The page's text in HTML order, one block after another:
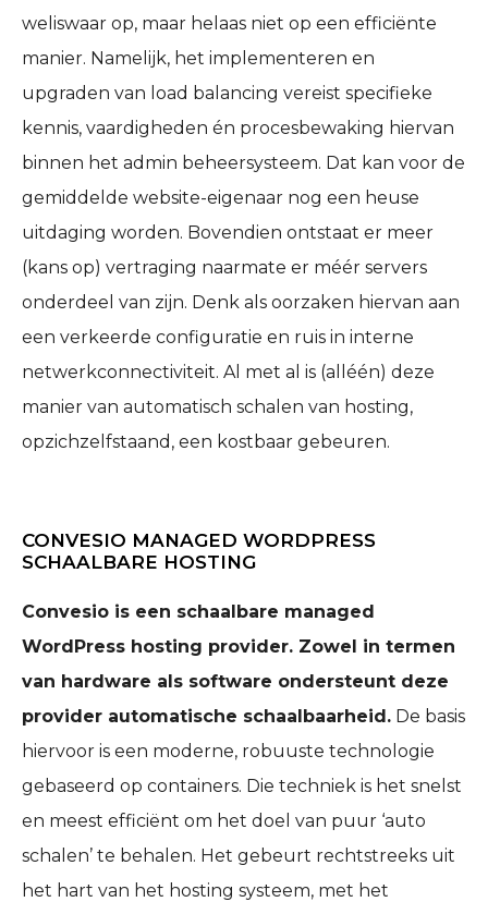
weliswaar op, maar helaas niet op een efficiënte
manier. Namelijk, het implementeren en
upgraden van load balancing vereist specifieke
kennis, vaardigheden én procesbewaking hiervan
binnen het admin beheersysteem. Dat kan voor de
gemiddelde website-eigenaar nog een heuse
uitdaging worden. Bovendien ontstaat er meer
(kans op) vertraging naarmate er méér servers
onderdeel van zijn. Denk als oorzaken hiervan aan
een verkeerde configuratie en ruis in interne
netwerkconnectiviteit. Al met al is (alléén) deze
manier van automatisch schalen van hosting,
opzichzelfstaand, een kostbaar gebeuren.
CONVESIO MANAGED WORDPRESS
SCHAALBARE HOSTING
Convesio is een schaalbare managed
WordPress hosting provider. Zowel in termen
van hardware als software ondersteunt deze
provider automatische schaalbaarheid. De basis
hiervoor is een moderne, robuuste technologie
gebaseerd op containers. Die techniek is het snelst
en meest efficiënt om het doel van puur ‘auto
schalen’ te behalen. Het gebeurt rechtstreeks uit
het hart van het hosting systeem, met het